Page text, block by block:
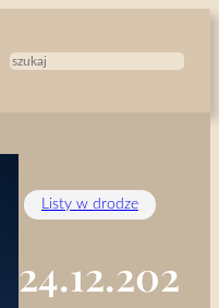
Szukaj
Listy w drodze
24.12.202